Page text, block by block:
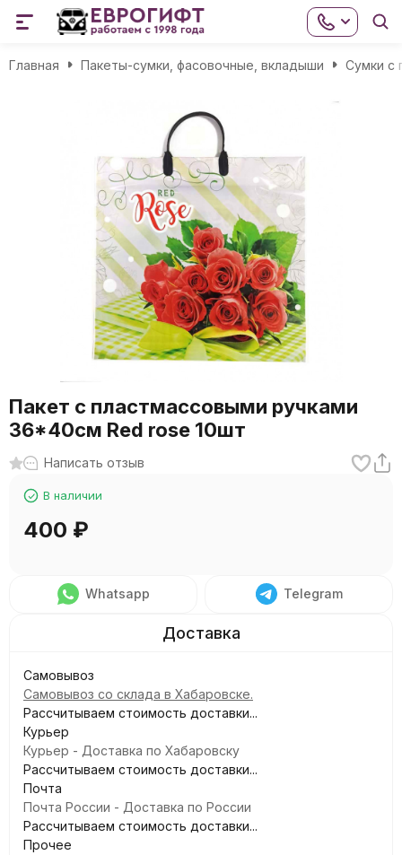
Главная Пакеты-сумки, фасовочные, вкладыши Сумки с
Пакет с пластмассовыми ручками
36*40см Red rose 10шт
Написать отзыв
В наличии
400 ₽
Whatsapp Telegram
Самовывоз
Самовывоз со склада в Хабаровске.
Рассчитываем стоимость доставки...
Курьер
Курьер - Доставка по Хабаровску
Рассчитываем стоимость доставки...
Почта
Почта России - Доставка по России
Рассчитываем стоимость доставки...
Прочее